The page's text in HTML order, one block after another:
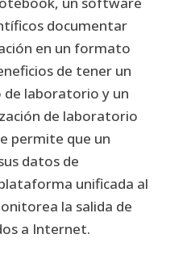
documentar
en un formato
de tener un
de laboratorio y un
de laboratorio
permite que un
datos de
unificada al
la salida de
a Internet.